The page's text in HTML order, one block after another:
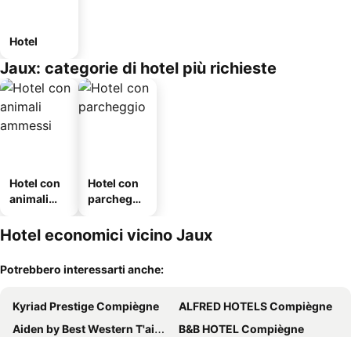
Hotel
Jaux: categorie di hotel più richieste
Hotel con
animali
Hotel con
parcheggi
Hotel economici vicino Jaux
Potrebbero interessarti anche:
Kyriad Prestige Compiègne
ALFRED HOTELS Compiègne
Aiden by Best Western T'aim Hotel
B&B HOTEL Compiègne